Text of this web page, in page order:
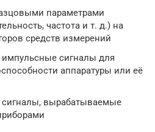
параметрами
частота и т. д.) на
средств измерений
сигналы для
аппаратуры или её
вырабатываемые